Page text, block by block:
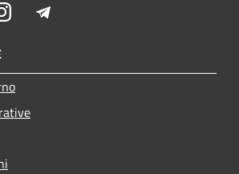
Instagram